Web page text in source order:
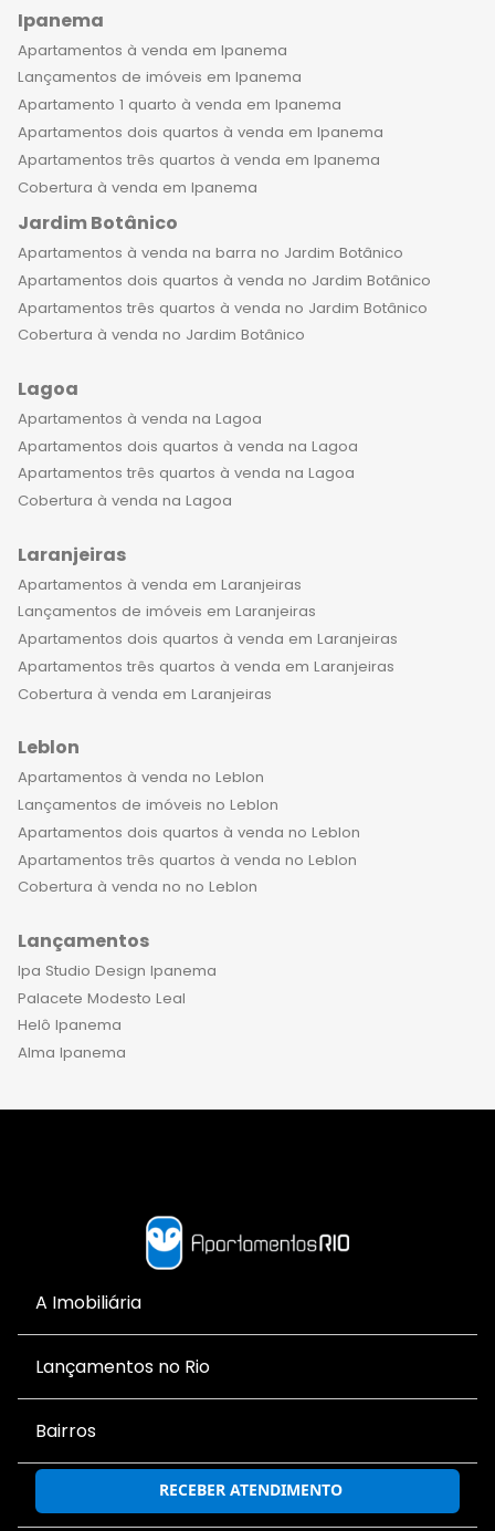
RECEBER ATENDIMENTO
Ipanema
Apartamentos à venda em Ipanema
Lançamentos de imóveis em Ipanema
Apartamento 1 quarto à venda em Ipanema
Apartamentos dois quartos à venda em Ipanema
Apartamentos três quartos à venda em Ipanema
Cobertura à venda em Ipanema
Jardim Botânico
Apartamentos à venda na barra no Jardim Botânico
Apartamentos dois quartos à venda no Jardim Botânico
Apartamentos três quartos à venda no Jardim Botânico
Cobertura à venda no Jardim Botânico
Lagoa
Apartamentos à venda na Lagoa
Apartamentos dois quartos à venda na Lagoa
Apartamentos três quartos à venda na Lagoa
Cobertura à venda na Lagoa
Laranjeiras
Apartamentos à venda em Laranjeiras
Lançamentos de imóveis em Laranjeiras
Apartamentos dois quartos à venda em Laranjeiras
Apartamentos três quartos à venda em Laranjeiras
Cobertura à venda em Laranjeiras
Leblon
Apartamentos à venda no Leblon
Lançamentos de imóveis no Leblon
Apartamentos dois quartos à venda no Leblon
Apartamentos três quartos à venda no Leblon
Cobertura à venda no no Leblon
Lançamentos
Ipa Studio Design Ipanema
Palacete Modesto Leal
Helô Ipanema
Alma Ipanema
A Imobiliária
Lançamentos no Rio
Bairros
Principais buscas